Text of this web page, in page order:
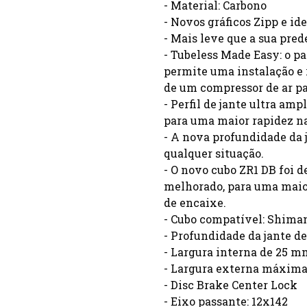
- Material: Carbono
- Novos gráficos Zipp e
- Mais leve que a sua
- Tubeless Made Easy: o
permite uma instalação e
de um compressor de ar
- Perfil de jante ultra
para uma maior rapidez
- A nova profundidade da
qualquer situação.
- O novo cubo ZR1 DB foi
melhorado, para uma
de encaixe.
- Cubo compatível:
- Profundidade da jante
- Largura interna de 25
- Largura externa
- Disc Brake Center Lock
- Eixo passante: 12x142